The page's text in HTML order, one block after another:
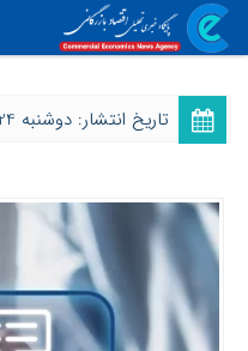
تاریخ انتشار: دوشنبه 24 آذر 1404 - 10:28